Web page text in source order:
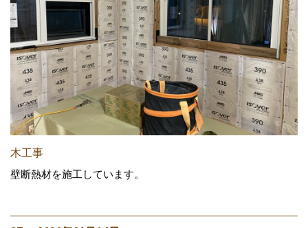
木工事
壁断熱材を施工しています。